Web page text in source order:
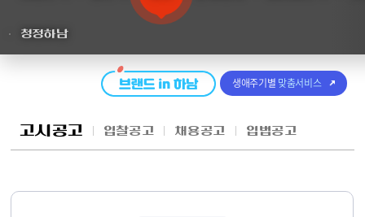
청정하남
생애주기별 맞춤서비스
고시공고 입찰공고 채용공고 입법공고